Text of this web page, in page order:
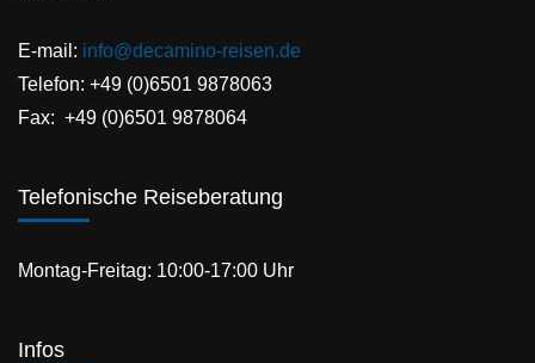
E-mail: info@decamino-reisen.de
Telefon: +49 (0)6501 9878063
Fax: +49 (0)6501 9878064
Telefonische Reiseberatung
Montag-Freitag: 10:00-17:00 Uhr
Infos